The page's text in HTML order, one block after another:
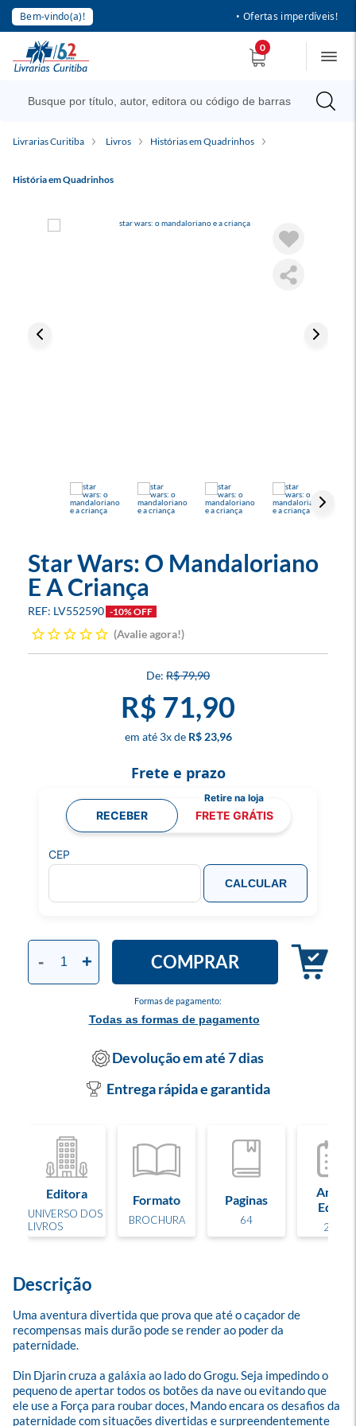
Bem-vindo(a)! • Ofertas imperdíveis!
0
Livrarias Curitiba Livros Histórias em Quadrinhos
História em Quadrinhos
Star Wars: O Mandaloriano
E A Criança
LV552590 -10% OFF
Avalie agora!
R$ 79,90
R$ 71,90
3x R$ 23,96
Formas de pagamento:
Todas as formas de pagamento
- + COMPRAR
Frete e prazo
RECEBER FRETE GRÁTIS
CEP
CALCULAR
Devolução em até 7 dias
Entrega rápida e garantida
Editora
UNIVERSO DOS
LIVROS
Formato
BROCHURA
Paginas
64
Ano de
Edição
2026
Descrição
Uma aventura divertida que prova que até o caçador de
recompensas mais durão pode se render ao poder da
paternidade.
Din Djarin cruza a galáxia ao lado do Grogu. Seja impedindo o
pequeno de apertar todos os botões da nave ou evitando que
ele use a Força para roubar doces, Mando encara os desafios da
paternidade com situações divertidas e surpreendentemente